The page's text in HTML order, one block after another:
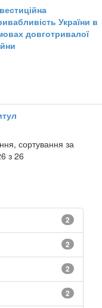
України в
довготривалої
сортування за
з 26
2
2
2
2